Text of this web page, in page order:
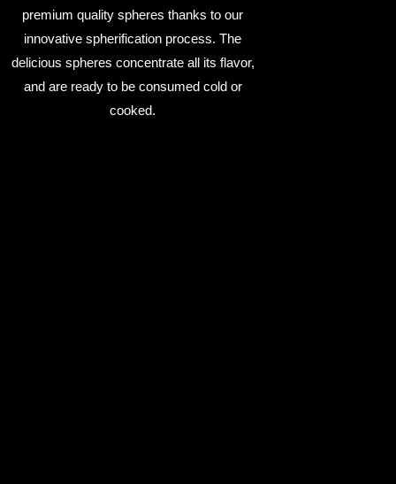
premium quality spheres thanks to our
innovative spherification process. The
delicious spheres concentrate all its flavor,
and are ready to be consumed cold or
cooked.